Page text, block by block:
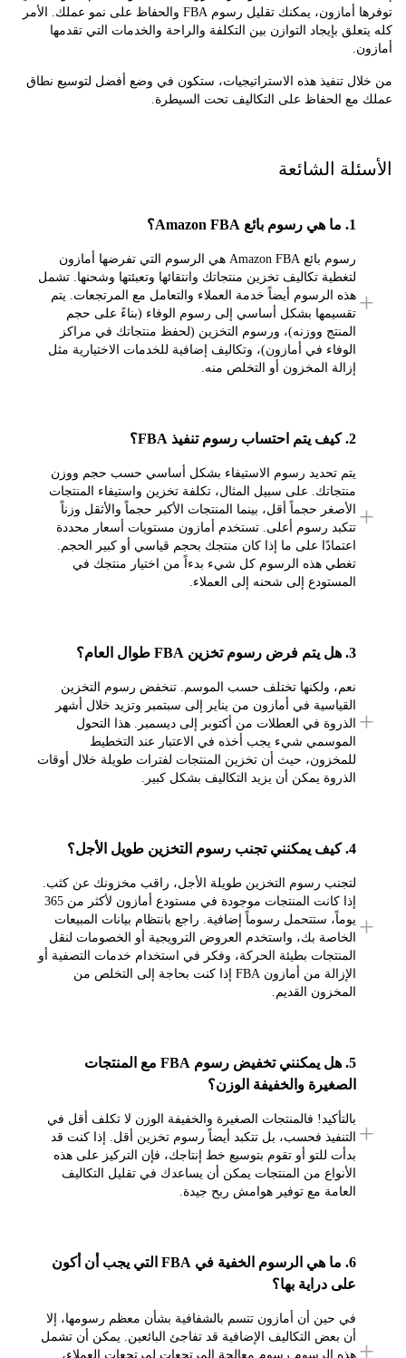
توفرها أمازون، يمكنك تقليل رسوم FBA والحفاظ على نمو عملك. الأمر
بإيجاد التوازن بين التكلفة والراحة والخدمات التي تقدمها
تنفيذ هذه الاستراتيجيات، ستكون في وضع أفضل لتوسيع نطاق
الحفاظ على التكاليف تحت السيطرة.
الشائعة
رسوم بائع Amazon FBA هي الرسوم التي تفرضها أمازون
لتغطية تكاليف تخزين منتجاتك وانتقائها وتعبئتها وشحنها. تشمل
هذه الرسوم أيضاً خدمة العملاء والتعامل مع المرتجعات. يتم
تقسيمها بشكل أساسي إلى رسوم الوفاء (بناءً على حجم
المنتج ووزنه)، ورسوم التخزين (لحفظ منتجاتك في مراكز
الوفاء في أمازون)، وتكاليف إضافية للخدمات الاختيارية مثل
إزالة المخزون أو التخلص منه.
يتم تحديد رسوم الاستيفاء بشكل أساسي حسب حجم ووزن
منتجاتك. على سبيل المثال، تكلفة تخزين واستيفاء المنتجات
الأصغر حجماً أقل، بينما المنتجات الأكبر حجماً والأثقل وزناً
تتكبد رسوم أعلى. تستخدم أمازون مستويات أسعار محددة
اعتمادًا على ما إذا كان منتجك بحجم قياسي أو كبير الحجم.
تغطي هذه الرسوم كل شيء بدءاً من اختيار منتجك في
المستودع إلى شحنه إلى العملاء.
نعم، ولكنها تختلف حسب الموسم. تنخفض رسوم التخزين
القياسية في أمازون من يناير إلى سبتمبر وتزيد خلال أشهر
الذروة في العطلات من أكتوبر إلى ديسمبر. هذا التحول
الموسمي شيء يجب أخذه في الاعتبار عند التخطيط
للمخزون، حيث أن تخزين المنتجات لفترات طويلة خلال أوقات
الذروة يمكن أن يزيد التكاليف بشكل كبير.
لتجنب رسوم التخزين طويلة الأجل، راقب مخزونك عن كثب.
إذا كانت المنتجات موجودة في مستودع أمازون لأكثر من 365
يوماً، ستتحمل رسوماً إضافية. راجع بانتظام بيانات المبيعات
الخاصة بك، واستخدم العروض الترويجية أو الخصومات لنقل
المنتجات بطيئة الحركة، وفكر في استخدام خدمات التصفية أو
الإزالة من أمازون FBA إذا كنت بحاجة إلى التخلص من
المخزون القديم.
5. هل يمكنني تخفيض رسوم FBA مع المنتجات
الصغيرة والخفيفة الوزن؟
بالتأكيد! فالمنتجات الصغيرة والخفيفة الوزن لا تكلف أقل في
التنفيذ فحسب، بل تتكبد أيضاً رسوم تخزين أقل. إذا كنت قد
بدأت للتو أو تقوم بتوسيع خط إنتاجك، فإن التركيز على هذه
الأنواع من المنتجات يمكن أن يساعدك في تقليل التكاليف
العامة مع توفير هوامش ربح جيدة.
6. ما هي الرسوم الخفية في FBA التي يجب أن أكون
على دراية بها؟
في حين أن أمازون تتسم بالشفافية بشأن معظم رسومها، إلا
أن بعض التكاليف الإضافية قد تفاجئ البائعين. يمكن أن تشمل
هذه الرسوم رسوم معالجة المرتجعات لمرتجعات العملاء،